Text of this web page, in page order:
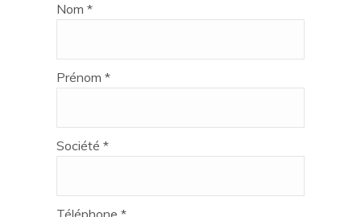
Nom *
Prénom *
Société *
Téléphone *